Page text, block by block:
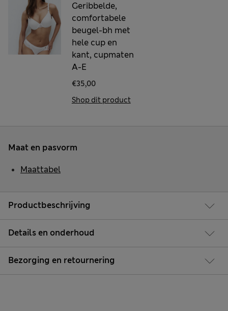
Geribbelde,
comfortabele
beugel-bh met
hele cup en
kant, cupmaten
A-E
€35,00
Shop dit product
Productbeschrijving
Details en onderhoud
Bezorging en retournering
Maat en pasvorm
Maattabel